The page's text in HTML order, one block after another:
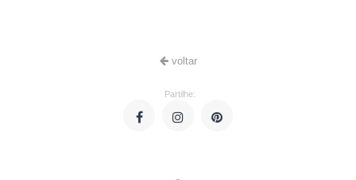
voltar
Partilhe: